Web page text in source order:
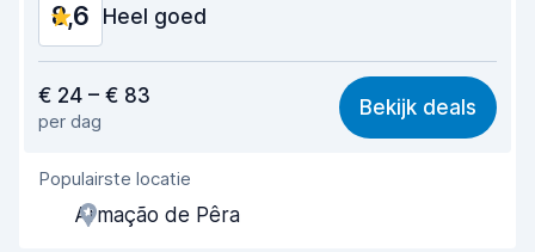
Staat van de auto
8,6 Heel goed
8,8
Makkelijk te vinden 8,2
Behulpzame medewerker
Snelheid ophaalproces
€ 24 – € 83
per dag
Bekijk deals
Populairste locatie
Armação de Pêra